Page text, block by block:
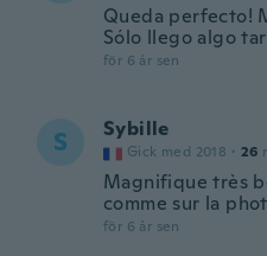
Queda perfecto!
Sólo llego algo
för 6 år sen
S Sybille
Gick med 2018 · 26
Magnifique très
comme sur la
för 6 år sen